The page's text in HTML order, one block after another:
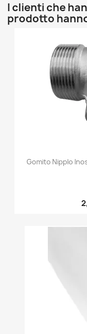
I clienti che
prodotto
Gomito Nipplo